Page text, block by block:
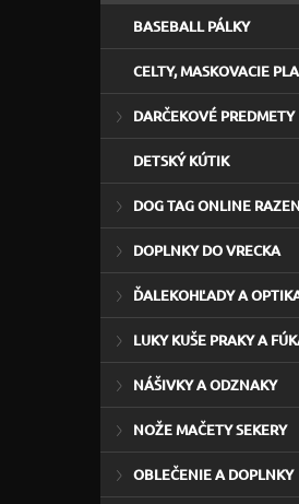
BASEBALL PÁLKY
CELTY, MASKOVACIE
DARČEKOVÉ PREDMETY
DETSKÝ KÚTIK
DOG TAG ONLINE
DOPLNKY DO VRECKA
ĎALEKOHĽADY A
LUKY KUŠE PRAKY A
NÁŠIVKY A ODZNAKY
NOŽE MAČETY SEKERY
OBLEČENIE A DOPLNKY